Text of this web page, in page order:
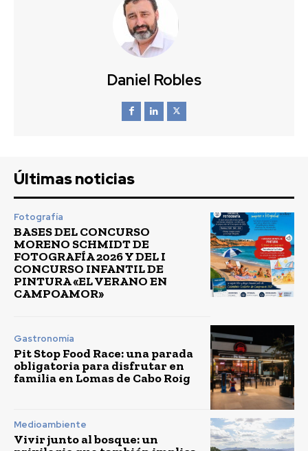
Daniel Robles
Últimas noticias
Fotografía
BASES DEL CONCURSO
MORENO SCHMIDT DE
FOTOGRAFÍA 2026 Y DEL I
CONCURSO INFANTIL DE
PINTURA «EL VERANO EN
CAMPOAMOR»
Gastronomía
Pit Stop Food Race: una parada
obligatoria para disfrutar en
familia en Lomas de Cabo Roig
Medioambiente
Vivir junto al bosque: un